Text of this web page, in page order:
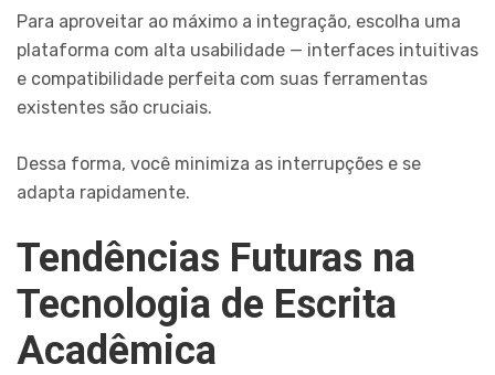
Para aproveitar ao máximo a integração, escolha uma
plataforma com alta usabilidade — interfaces intuitivas
e compatibilidade perfeita com suas ferramentas
existentes são cruciais.
Dessa forma, você minimiza as interrupções e se
adapta rapidamente.
Tendências Futuras na
Tecnologia de Escrita
Acadêmica